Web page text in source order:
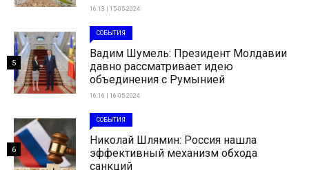
16:13 | 15-05-2024
СОБЫТИЯ
Вадим Шумель: Президент Молдавии
давно рассматривает идею
объединения с Румынией
16:16 | 16-05-2024
5
СОБЫТИЯ
Николай Шлямин: Россия нашла
эффективный механизм обхода
санкций
6